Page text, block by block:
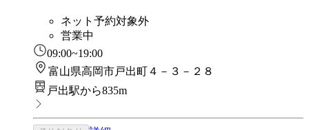
ネット予約対象外
営業中
09:00~19:00
富山県高岡市戸出町４－３－２８
戸出駅から835m